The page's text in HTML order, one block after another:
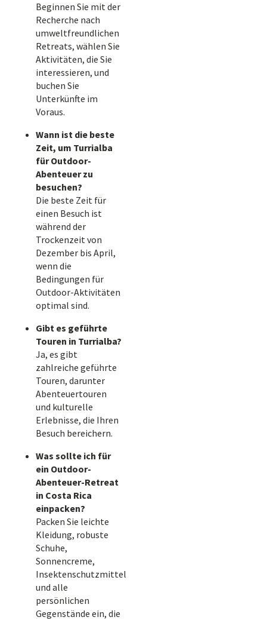
Beginnen Sie mit der
Recherche nach
umweltfreundlichen
Retreats, wählen Sie
Aktivitäten, die Sie
interessieren, und
buchen Sie
Unterkünfte im
Voraus.
Wann ist die beste
Zeit, um Turrialba
für Outdoor-
Abenteuer zu
besuchen?
Die beste Zeit für
einen Besuch ist
während der
Trockenzeit von
Dezember bis April,
wenn die
Bedingungen für
Outdoor-Aktivitäten
optimal sind.
Gibt es geführte
Touren in Turrialba?
Ja, es gibt
zahlreiche geführte
Touren, darunter
Abenteuertouren
und kulturelle
Erlebnisse, die Ihren
Besuch bereichern.
Was sollte ich für
ein Outdoor-
Abenteuer-Retreat
in Costa Rica
einpacken?
Packen Sie leichte
Kleidung, robuste
Schuhe,
Sonnencreme,
Insektenschutzmittel
und alle
persönlichen
Gegenstände ein, die